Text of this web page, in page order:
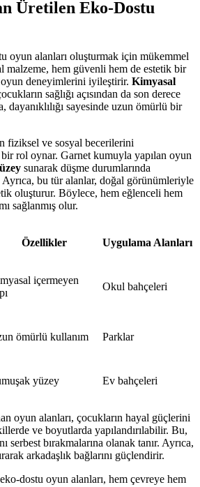
Üretilen Eko-Dostu
oyun alanları oluşturmak için mükemmel
malzeme, hem güvenli hem de estetik bir
oyun deneyimlerini iyileştirir. Kimyasal
sağlığı açısından da son derece
dayanıklılığı sayesinde uzun ömürlü bir
fiziksel ve sosyal becerilerini
rol oynar. Garnet kumuyla yapılan oyun
sunarak düşme durumlarında
bu tür alanlar, doğal görünümleriyle
oluşturur. Böylece, hem eğlenceli hem
sağlanmış olur.
Özellikler Uygulama Alanları
içermeyen
Okul bahçeleri
ömürlü kullanım Parklar
yüzey Ev bahçeleri
oyun alanları, çocukların hayal güçlerini
ve boyutlarda yapılandırılabilir. Bu,
serbest bırakmalarına olanak tanır. Ayrıca,
arkadaşlık bağlarını güçlendirir.
dostu oyun alanları, hem çevreye hem